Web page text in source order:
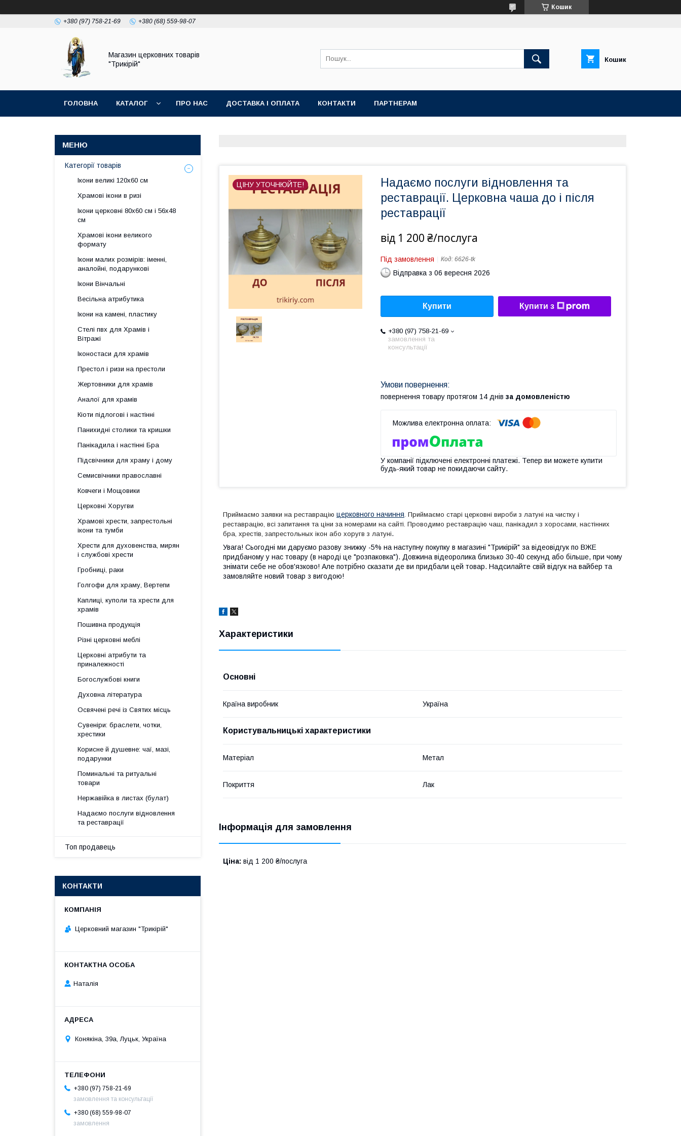
Кошик
+380 (97) 758-21-69 +380 (68) 559-98-07
Магазин церковних товарів
"Трикірій"
Кошик
ГОЛОВНА КАТАЛОГ ПРО НАС ДОСТАВКА І ОПЛАТА КОНТАКТИ ПАРТНЕРАМ
ЦІНУ УТОЧНЮЙТЕ!
Надаємо послуги відновлення та
реставрації. Церковна чаша до і після
реставрації
від 1 200 ₴/послуга
Під замовлення Код: 6626-tk
Відправка з 06 вересня 2026
Купити Купити з
+380 (97) 758-21-69
замовлення та
консультації
повернення товару протягом 14 днів за домовленістю
У компанії підключені електронні платежі. Тепер ви можете купити
будь-який товар не покидаючи сайту.
Приймаємо заявки на реставрацію церковного начиння . Приймаємо старі церковні вироби з латуні на чистку і
реставрацію, всі запитання та ціни за номерами на сайті. Проводимо реставрацію чаш, панікадил з хоросами, настінних
бра, хрестів, запрестольных ікон або хоругв з латуні.
Увага! Сьогодні ми даруємо разову знижку -5% на наступну покупку в магазині "Трикірій" за відеовідгук по ВЖЕ
придбаному у нас товару (в народі це "розпаковка"). Довжина відеоролика близько 30-40 секунд або більше, при чому
знімати себе не обов'язково! Але потрібно сказати де ви придбали цей товар. Надсилайте свій відгук на вайбер та
замовляйте новий товар з вигодою!
Характеристики
Основні
Країна виробник Україна
Користувальницькі характеристики
Матеріал Метал
Покриття Лак
Інформація для замовлення
Ціна: від 1 200 ₴/послуга
Категорії товарів
Ікони великі 120х60 см
Храмові ікони в ризі
Ікони церковні 80х60 см і 56х48
см
Храмові ікони великого
формату
Ікони малих розмірів: іменні,
аналойні, подарункові
Ікони Вінчальні
Весільна атрибутика
Ікони на камені, пластику
Стелі пвх для Храмів і
Вітражі
Іконостаси для храмів
Престол і ризи на престоли
Жертовники для храмів
Аналої для храмів
Кіоти підлогові і настінні
Панихидні столики та кришки
Панікадила і настінні Бра
Підсвічники для храму і дому
Семисвічники православні
Ковчеги і Мощовики
Церковні Хоругви
Храмові хрести, запрестольні
ікони та тумби
Хрести для духовенства, мирян
і службові хрести
Гробниці, раки
Голгофи для храму, Вертепи
Каплиці, куполи та хрести для
храмів
Пошивна продукція
Різні церковні меблі
Церковні атрибути та
приналежності
Богослужбові книги
Духовна література
Освячені речі із Святих місць
Сувеніри: браслети, чотки,
хрестики
Корисне й душевне: чаї, мазі,
подарунки
Поминальні та ритуальні
товари
Нержавійка в листах (булат)
Надаємо послуги відновлення
та реставрації
Топ продавець
КОНТАКТИ
Церковний магазин "Трикірій"
Наталія
Конякіна, 39а, Луцьк, Україна
+380 (97) 758-21-69
замовлення та консультації
+380 (68) 559-98-07
замовлення